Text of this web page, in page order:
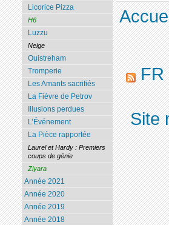
Licorice Pizza
H6
Luzzu
Neige
Ouistreham
Tromperie
Les Amants sacrifiés
La Fièvre de Petrov
Illusions perdues
L’Événement
La Pièce rapportée
Laurel et Hardy : Premiers
coups de génie
Ziyara
Année 2021
Année 2020
Année 2019
Année 2018
FR
Site